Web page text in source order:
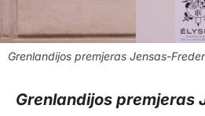
Grenlandijos premjeras Jensas-
Grenlandijos premjeras